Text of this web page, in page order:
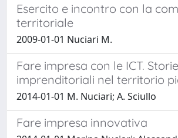
Esercito e incontro con la
territoriale
2009-01-01 Nuciari M.
Fare impresa con le ICT. Storie
imprenditoriali nel territorio
2014-01-01 M. Nuciari; A. Sciullo
Fare impresa innovativa